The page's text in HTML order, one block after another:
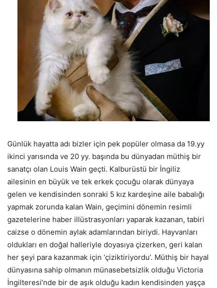
Günlük hayatta adı bizler için pek popüler olmasa da 19.yy
ikinci yarısında ve 20 yy. başında bu dünyadan müthiş bir
sanatçı olan Louis Wain geçti. Kalburüstü bir İngiliz
ailesinin en büyük ve tek erkek çocuğu olarak dünyaya
gelen ve kendisinden sonraki 5 kız kardeşine aile babalığı
yapmak zorunda kalan Wain, geçimini dönemin resimli
gazetelerine haber illüstrasyonları yaparak kazanan, tabiri
caizse o dönemin aylak adamlarından biriydi. Hayvanları
oldukları en doğal halleriyle doyasıya çizerken, geri kalan
her şeyi para kazanmak için ‘çiziktiriyordu’. Müthiş bir hayal
dünyasına sahip olmanın münasebetsizlik olduğu Victoria
İngilteresi’nde bir de aşık olduğu kadın kendisinden yaşça